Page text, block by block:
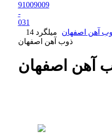
91009009
-
031
آهن اصفهان
میلگرد 14
ذوب آهن اصفهان